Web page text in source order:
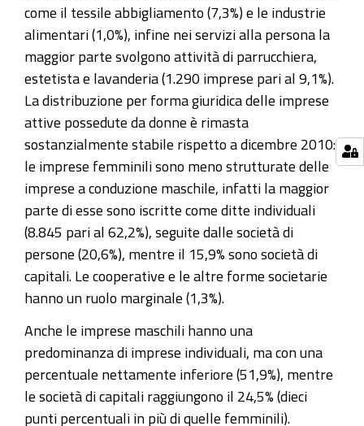
come il tessile abbigliamento (7,3%) e le industrie
alimentari (1,0%), infine nei servizi alla persona la
maggior parte svolgono attività di parrucchiera,
estetista e lavanderia (1.290 imprese pari al 9,1%).
La distribuzione per forma giuridica delle imprese
attive possedute da donne è rimasta
sostanzialmente stabile rispetto a dicembre 2010:
le imprese femminili sono meno strutturate delle
imprese a conduzione maschile, infatti la maggior
parte di esse sono iscritte come ditte individuali
(8.845 pari al 62,2%), seguite dalle società di
persone (20,6%), mentre il 15,9% sono società di
capitali. Le cooperative e le altre forme societarie
hanno un ruolo marginale (1,3%).
Anche le imprese maschili hanno una
predominanza di imprese individuali, ma con una
percentuale nettamente inferiore (51,9%), mentre
le società di capitali raggiungono il 24,5% (dieci
punti percentuali in più di quelle femminili).